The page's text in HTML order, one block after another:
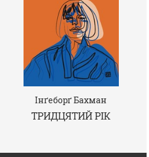
Інґеборґ Бахман
ТРИДЦЯТИЙ РІК